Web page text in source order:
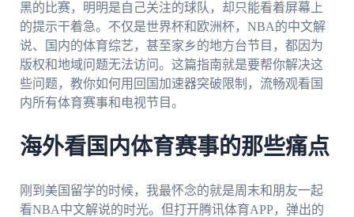
黑的比赛，明明是自己关注的球队，却只能看着屏幕上
的提示干着急。不仅是世界杯和欧洲杯，NBA的中文解
说、国内的体育综艺，甚至家乡的地方台节目，都因为
版权和地域问题无法访问。这篇指南就是要帮你解决这
些问题，教你如何用回国加速器突破限制，流畅观看国
内所有体育赛事和电视节目。
海外看国内体育赛事的那些痛点
刚到美国留学的时候，我最怀念的就是周末和朋友一起
看NBA中文解说的时光。但打开腾讯体育APP，弹出的